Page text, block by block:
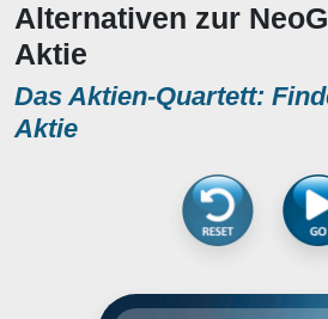
Alternativen zur
Aktie
Das Aktien-Quartett:
Aktie